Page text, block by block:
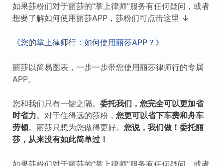
如果莎粉们对于丽莎的“掌上律师”服务有任何疑问，或者
想要了解如何使用丽莎APP，莎粉们可点击这里 ↓
《您的掌上律师行：如何使用丽莎APP？》
丽莎以简易图表，一步一步带您使用丽莎律师行的专属
APP。
您和我们只有一键之隔。 委托我们，您完全可以更加省
时省力。对于住得远的莎粉， 您更可以省下车费和舟车
劳顿。丽莎只想为您做得更好。 您说，我们做！委托丽
莎，从来没有如此简单过！